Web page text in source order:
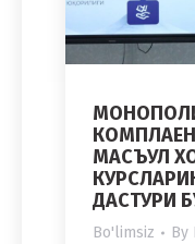
МАСЪУЛ
ДАСТУРИ
Bo'limsiz By